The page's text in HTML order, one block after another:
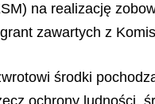
na realizację
grant zawartych z
środki
ochrony ludności,